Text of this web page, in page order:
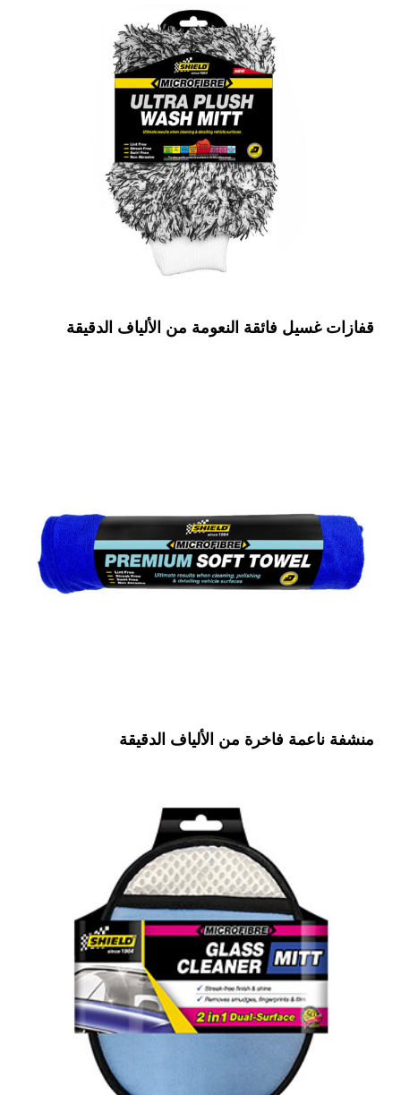
قفازات غسيل فائقة النعومة من الألياف الدقيقة
منشفة ناعمة فاخرة من الألياف الدقيقة